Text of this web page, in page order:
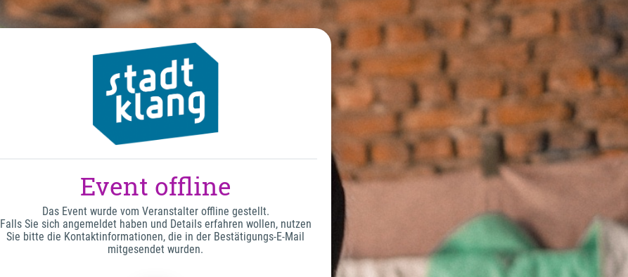
Event offline
Das Event wurde vom Veranstalter offline gestellt.
Falls Sie sich angemeldet haben und Details erfahren wollen, nutzen
Sie bitte die Kontaktinformationen, die in der Bestätigungs-E-Mail
mitgesendet wurden.